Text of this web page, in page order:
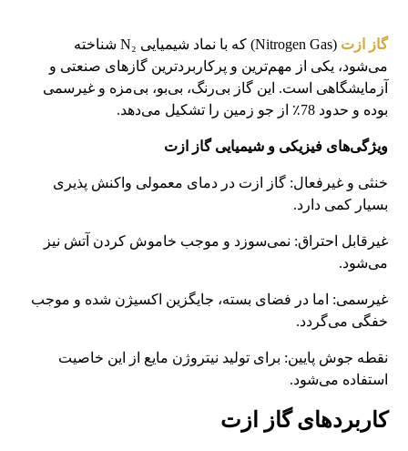
گاز ازت
(Nitrogen Gas) که با نماد شیمیایی N₂ شناخته
می‌شود، یکی از مهم‌ترین و پرکاربردترین گازهای صنعتی و
آزمایشگاهی است. این گاز بی‌رنگ، بی‌بو، بی‌مزه و غیرسمی
بوده و حدود 78٪ از جو زمین را تشکیل می‌دهد.
ویژگی‌های فیزیکی و شیمیایی گاز ازت
خنثی و غیرفعال: گاز ازت در دمای معمولی واکنش‌ پذیری
بسیار کمی دارد.
غیرقابل احتراق: نمی‌سوزد و موجب خاموش کردن آتش نیز
می‌شود.
غیرسمی: اما در فضای بسته، جایگزین اکسیژن شده و موجب
خفگی می‌گردد.
نقطه جوش پایین: برای تولید نیتروژن مایع از این خاصیت
استفاده می‌شود.
کاربردهای گاز ازت